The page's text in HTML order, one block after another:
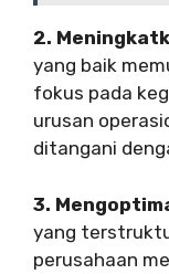
2.
yang baik
fokus pada
urusan
ditangani
3.
yang
perusahaan